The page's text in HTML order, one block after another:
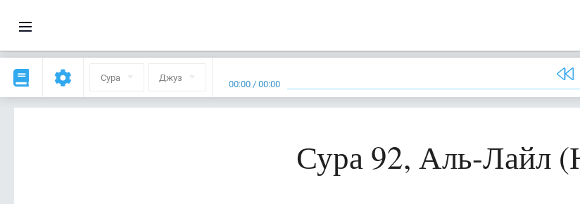
Сура Джуз 00:00 /00:00
Сура 92, Аль-Лайл